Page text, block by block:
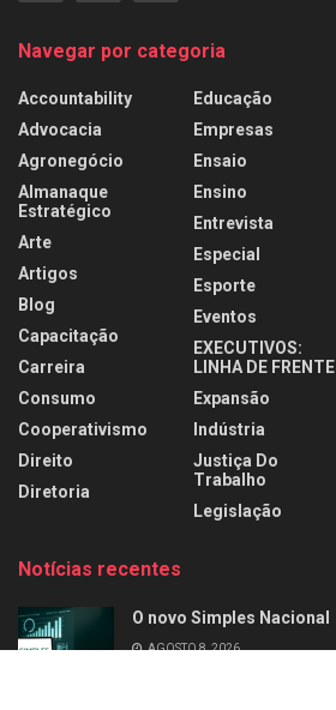
Navegar por categoria
Accountability
Advocacia
Agronegócio
Almanaque
Estratégico
Arte
Artigos
Blog
Capacitação
Carreira
Consumo
Cooperativismo
Direito
Diretoria
Educação
Empresas
Ensaio
Ensino
Entrevista
Especial
Esporte
Eventos
EXECUTIVOS:
LINHA DE FRENTE
Expansão
Indústria
Justiça Do
Trabalho
Legislação
Notícias recentes
O novo Simples Nacional
AGOSTO 8, 2026